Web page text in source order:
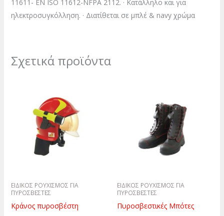
11611- EN ISO 11612-NFPA 2112. · Κατάλληλο και για
ηλεκτροσυγκόλληση. · Διατίθεται σε μπλέ & navy χρώμα
Σχετικά προϊόντα
ΕΙΔΙΚΟΣ ΡΟΥΧΙΣΜΟΣ ΓΙΑ
ΠΥΡΟΣΒΕΣΤΕΣ
Κράνος πυροσβέστη
ΕΙΔΙΚΟΣ ΡΟΥΧΙΣΜΟΣ ΓΙΑ
ΠΥΡΟΣΒΕΣΤΕΣ
Πυροσβεστικές Μπότες
προϊόν
έχει
πολλαπλές
παραλλαγές.
μπορούν
να